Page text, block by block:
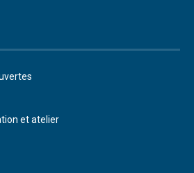
et atelier